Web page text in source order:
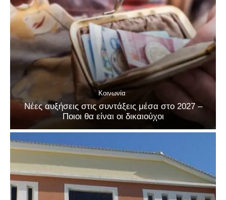
Κοινωνία
Νέες αυξήσεις στις συντάξεις μέσα στο 2027 –
Ποιοι θα είναι οι δικαιούχοι